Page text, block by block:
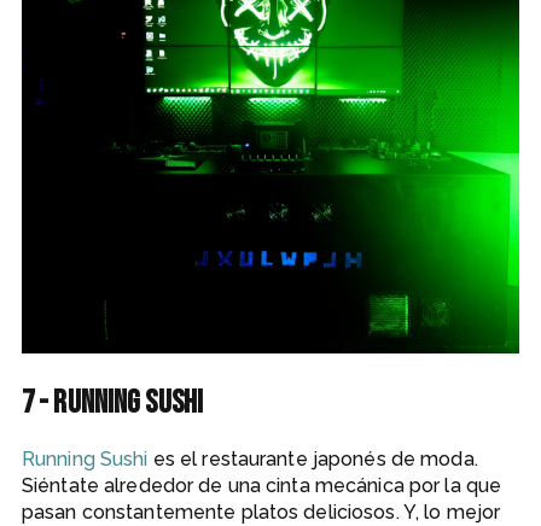
7 - Running sushi
Running Sushi es el restaurante japonés de moda.
Siéntate alrededor de una cinta mecánica por la que
pasan constantemente platos deliciosos. Y, lo mejor